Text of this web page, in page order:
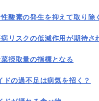
酸素の発生を抑えて取り除
リスクの低減作用が期待さ
摂取量の指標となる
ドの過不足は病気を招く？